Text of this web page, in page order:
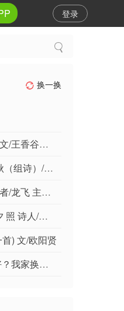
登录
换一换
《澳大利亚国鸟笑翠鸟》文/王香谷（悉尼）
荐赏 缪浩然先生七律.立秋（组诗）/《新华文学社》个人专辑/编辑：文苑牧童/都市头条
请欣赏《心中的七夕》作者/龙飞 主播/福音 编辑/福音【中国长江文学社】有声文学平台【第19241期】
悠然居新诗：011/雷 峰 夕 照 诗人/沈 学 印 主播/河清海晏
首) 文/欧阳贤
​2026淋浴花洒哪个牌子好？我家换新后的真实感受